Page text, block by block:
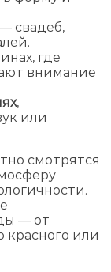
— свадеб,
где
внимание
,
или
смотрятся
— от
красного или